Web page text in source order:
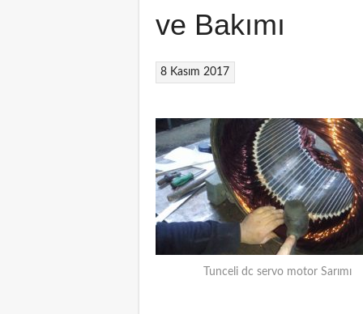
ve Bakımı
8 Kasım 2017
Tunceli dc servo motor Sarımı